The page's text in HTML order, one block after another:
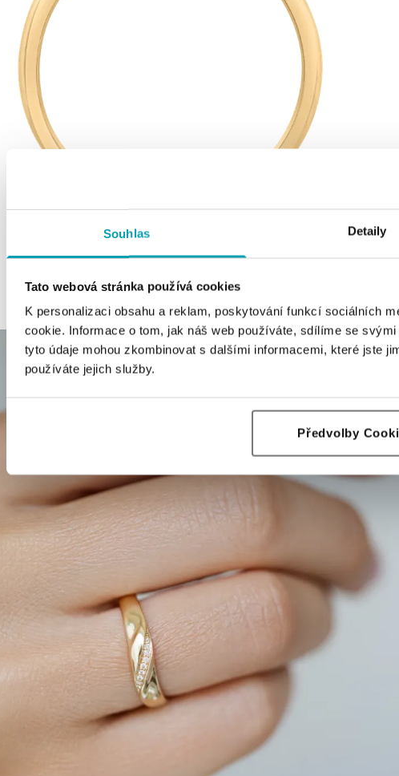
Souhlas Detaily
Tato webová stránka používá cookies
K personalizaci obsahu a reklam, poskytování funkcí sociálních
cookie. Informace o tom, jak náš web používáte, sdílíme se
tyto údaje mohou zkombinovat s dalšími informacemi, které jste
používáte jejich služby.
Předvolby